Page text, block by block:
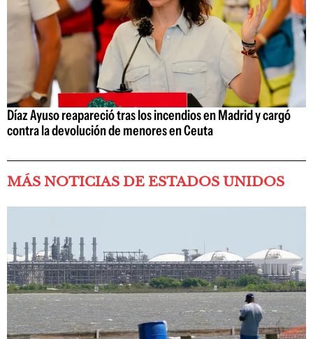
Díaz Ayuso reapareció tras los incendios en Madrid y cargó
contra la devolución de menores en Ceuta
MÁS NOTICIAS DE ESTADOS UNIDOS